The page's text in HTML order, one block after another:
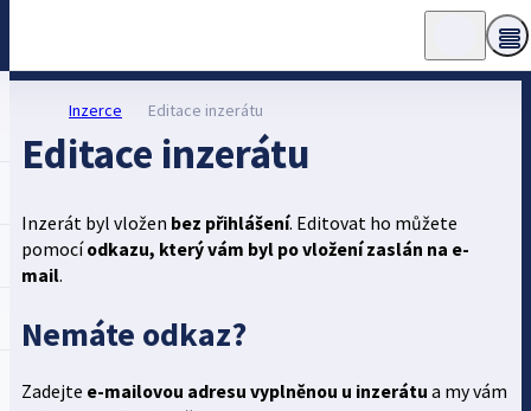
Inzerce Editace inzerátu
Editace inzerátu
Inzerát byl vložen bez přihlášení. Editovat ho můžete
pomocíodkazu, který vám byl po vložení zaslán na e-
mail.
Nemáte odkaz?
Zadejte e-mailovou adresu vyplněnou u inzerátu a my vám